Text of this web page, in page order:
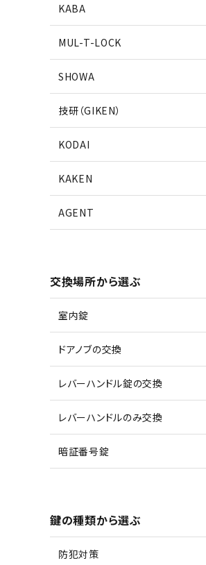
KABA
MUL-T-LOCK
SHOWA
技研（GIKEN）
KODAI
KAKEN
AGENT
交換場所から選ぶ
室内錠
ドアノブの交換
レバーハンドル錠の交換
レバーハンドルのみ交換
暗証番号錠
鍵の種類から選ぶ
防犯対策